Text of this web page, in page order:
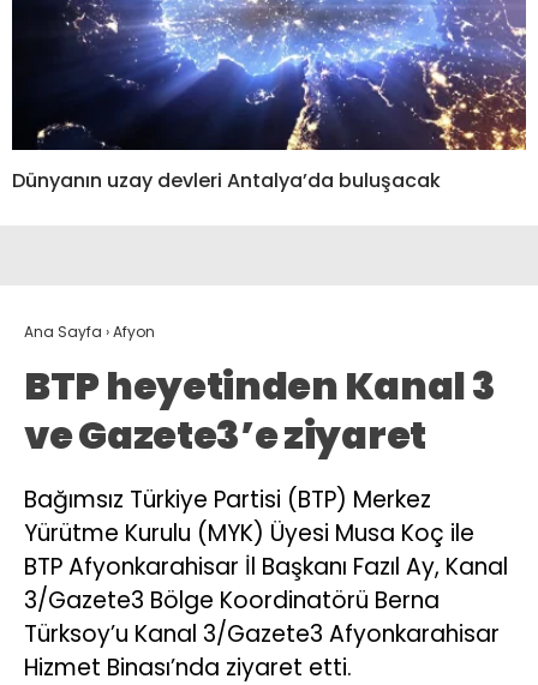
Dünyanın uzay devleri Antalya’da buluşacak
Ana Sayfa ›Afyon
BTP heyetinden Kanal 3
ve Gazete3’e ziyaret
Bağımsız Türkiye Partisi (BTP) Merkez
Yürütme Kurulu (MYK) Üyesi Musa Koç ile
BTP Afyonkarahisar İl Başkanı Fazıl Ay, Kanal
3/Gazete3 Bölge Koordinatörü Berna
Türksoy’u Kanal 3/Gazete3 Afyonkarahisar
Hizmet Binası’nda ziyaret etti.